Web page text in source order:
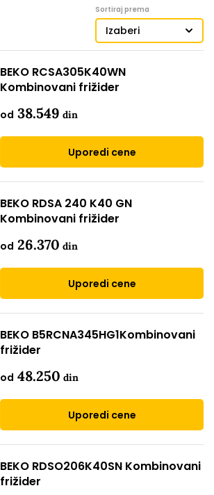
Sortiraj prema
Izaberi
BEKO RCSA305K40WN
Kombinovani frižider
od 38.549 din
Uporedi cene
BEKO RDSA 240 K40 GN
Kombinovani frižider
od 26.370 din
Uporedi cene
BEKO B5RCNA345HG1Kombinovani
frižider
od 48.250 din
Uporedi cene
BEKO RDSO206K40SN Kombinovani
frižider